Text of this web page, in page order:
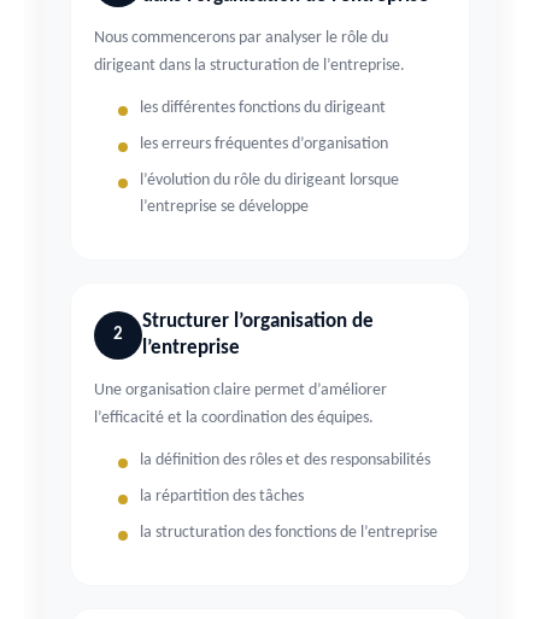
Nous commencerons par analyser le rôle du
dirigeant dans la structuration de l’entreprise.
les différentes fonctions du dirigeant
les erreurs fréquentes d’organisation
l’évolution du rôle du dirigeant lorsque
l’entreprise se développe
2
Structurer l’organisation de
l’entreprise
Une organisation claire permet d’améliorer
l’efficacité et la coordination des équipes.
la définition des rôles et des responsabilités
la répartition des tâches
la structuration des fonctions de l’entreprise